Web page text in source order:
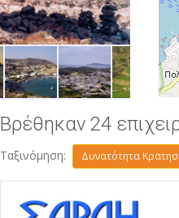
ΒΑΡΚΕΣ
Βρέθηκαν 24
Ταξινόμηση: Δυνατότητα